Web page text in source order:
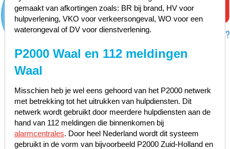
gemaakt van afkortingen zoals: BR bij brand, HV voor
hulpverlening, VKO voor verkeersongeval, WO voor een
waterongeval of DV voor dienstverlening.
P2000 Waal en 112 meldingen
Waal
Misschien heb je wel eens gehoord van het P2000 netwerk
met betrekking tot het uitrukken van hulpdiensten. Dit
netwerk wordt gebruikt door meerdere hulpdiensten aan de
hand van 112 meldingen die binnenkomen bij
alarmcentrales. Door heel Nederland wordt dit systeem
gebruikt in de vorm van bijvoorbeeld P2000 Zuid-Holland en